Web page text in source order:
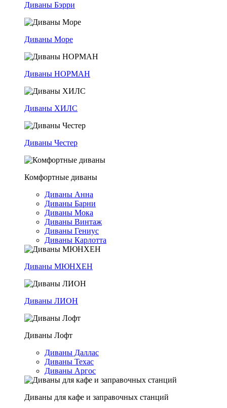
Диваны Бэрри
Диваны Море
Диваны НОРМАН
Диваны ХИЛС
Диваны Честер
Комфортные диваны
Диваны Анна
Диваны Барни
Диваны Мока
Диваны Винтаж
Диваны Гениус
Диваны Карлотта
Диваны МЮНХЕН
Диваны ЛИОН
Диваны Лофт
Диваны Даллас
Диваны Техас
Диваны Аргос
Диваны для кафе и заправочных станций